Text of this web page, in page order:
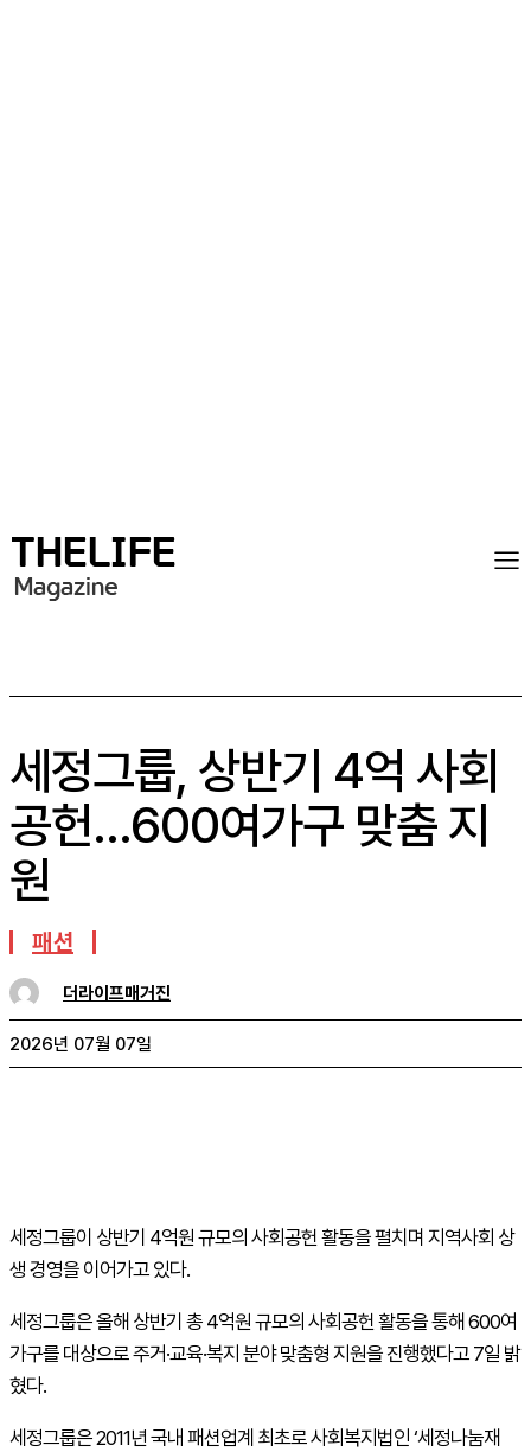
세정그룹, 상반기 4억 사회
공헌…600여가구 맞춤 지
원
패션
더라이프매거진
2026년 07월 07일
세정그룹이 상반기 4억원 규모의 사회공헌 활동을 펼치며 지역사회 상
생 경영을 이어가고 있다.
세정그룹은 올해 상반기 총 4억원 규모의 사회공헌 활동을 통해 600여
가구를 대상으로 주거·교육·복지 분야 맞춤형 지원을 진행했다고 7일 밝
혔다.
세정그룹은 2011년 국내 패션업계 최초로 사회복지법인 ‘세정나눔재